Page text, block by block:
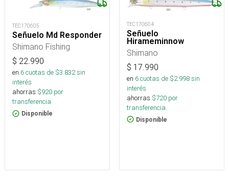
TEC170605
Señuelo Md Responder
Shimano Fishing
$ 22.990
en 6cuotas de $3.832sin
interés
ahorras $920 por
transferencia.
Disponible
TEC170604
Señuelo
Hirameminnow
Shimano
$ 17.990
en 6cuotas de $2.998sin
interés
ahorras $720 por
transferencia.
Disponible